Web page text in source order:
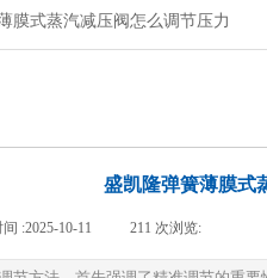
膜式蒸汽减压阀怎么调节压力
盛凯隆弹簧薄膜式
间 :2025-10-11 211 次浏览: